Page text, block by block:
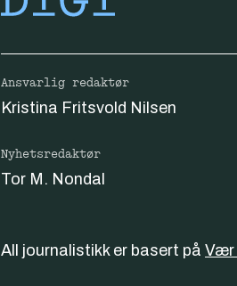
Ansvarlig redaktør
Kristina Fritsvold Nilsen
Nyhetsredaktør
Tor M. Nondal
All journalistikk er basert på Vær